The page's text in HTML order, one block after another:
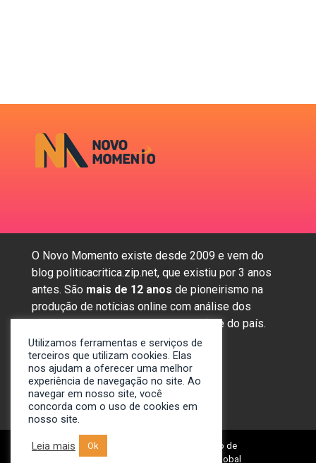
O Novo Momento existe desde 2009 e vem do
blog politicacritica.zip.net, que existiu por 3 anos
antes. São mais de 12 anos de pioneirismo na
produção de notícias online com análise dos
assuntos mais importantes da região e do país.
Sobre nós
Anunciar
Contato
© 2009-2024. Portal Novo Momento de
Notícias. Desenvolvido por: Spivit Global
Utilizamos ferramentas e serviços de
terceiros que utilizam cookies. Elas
nos ajudam a oferecer uma melhor
experiência de navegação no site. Ao
navegar em nosso site, você
concorda com o uso de cookies em
nosso site.
Leia mais Ok